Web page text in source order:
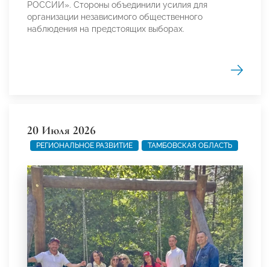
РОССИИ». Стороны объединили усилия для
организации независимого общественного
наблюдения на предстоящих выборах.
20 Июля 2026
РЕГИОНАЛЬНОЕ РАЗВИТИЕ ТАМБОВСКАЯ ОБЛАСТЬ